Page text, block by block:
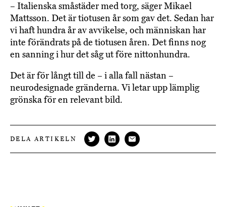
– Italienska småstäder med torg, säger Mikael
Mattsson. Det är tiotusen år som gav det. Sedan har
vi haft hundra år av avvikelse, och människan har
inte förändrats på de tiotusen åren. Det finns nog
en sanning i hur det såg ut före nittonhundra.
Det är för långt till de – i alla fall nästan –
neurodesignade gränderna. Vi letar upp lämplig
grönska för en relevant bild.
DELA ARTIKELN